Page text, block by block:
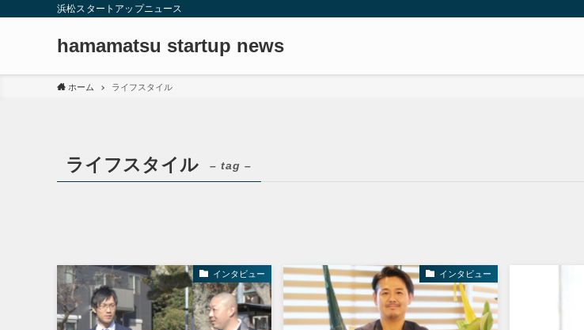
浜松スタートアップニュース
hamamatsu startup news
ホーム ライフスタイル
ライフスタイル – tag –
インタビュー インタビュー